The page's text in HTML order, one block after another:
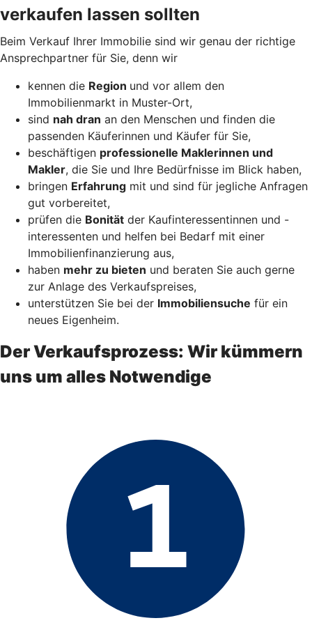
verkaufen lassen sollten
Beim Verkauf Ihrer Immobilie sind wir genau der richtige
Ansprechpartner für Sie, denn wir
kennen die Region und vor allem den
Immobilienmarkt in Muster-Ort,
sind nah dran an den Menschen und finden die
passenden Käuferinnen und Käufer für Sie,
beschäftigen professionelle Maklerinnen und
Makler, die Sie und Ihre Bedürfnisse im Blick haben,
bringen Erfahrung mit und sind für jegliche Anfragen
gut vorbereitet,
prüfen die Bonität der Kaufinteressentinnen und -
interessenten und helfen bei Bedarf mit einer
Immobilienfinanzierung aus,
haben mehr zu bieten und beraten Sie auch gerne
zur Anlage des Verkaufspreises,
unterstützen Sie bei der Immobiliensuche für ein
neues Eigenheim.
Der Verkaufsprozess: Wir kümmern
uns um alles Notwendige